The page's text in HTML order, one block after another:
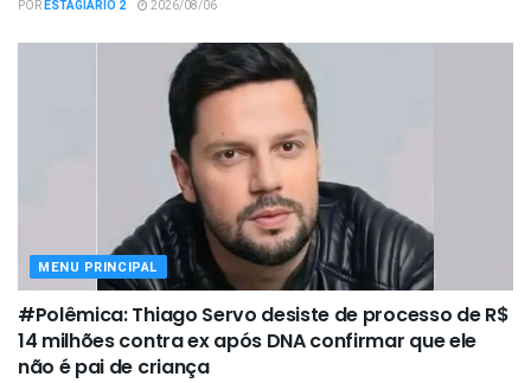
PORESTAGIÁRIO 2 2026/08/06
MENU PRINCIPAL
#Polêmica: Thiago Servo desiste de processo de R$
14 milhões contra ex após DNA confirmar que ele
não é pai de criança